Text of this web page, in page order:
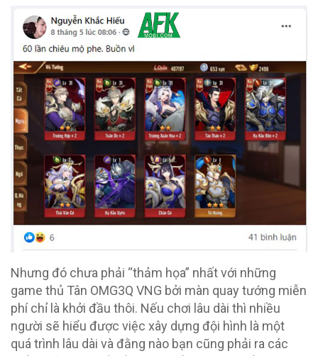
Nhưng đó chưa phải “thảm họa” nhất với những
game thủ Tân OMG3Q VNG bởi màn quay tướng miễn
phí chỉ là khởi đầu thôi. Nếu chơi lâu dài thì nhiều
người sẽ hiểu được việc xây dựng đội hình là một
quá trình lâu dài và đằng nào bạn cũng phải ra các